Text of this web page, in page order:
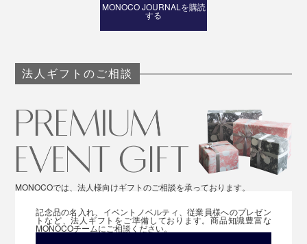
MONOCO JOURNALを購読
する
法人ギフトのご相談
MONOCOでは、法人様向けギフトのご相談を承っております。
記念品の名入れ、イベントノベルティ、従業員様へのプレゼン
トなど、法人ギフトをご準備しております。商品知識豊富な
MONOCOチームにご相談ください。